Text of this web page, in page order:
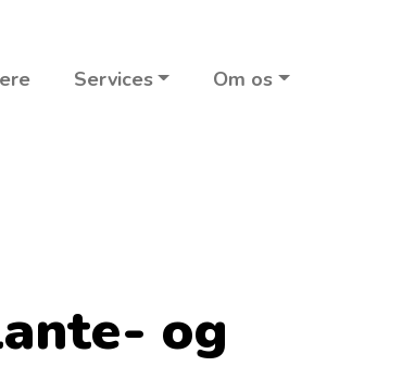
Services Om os
og